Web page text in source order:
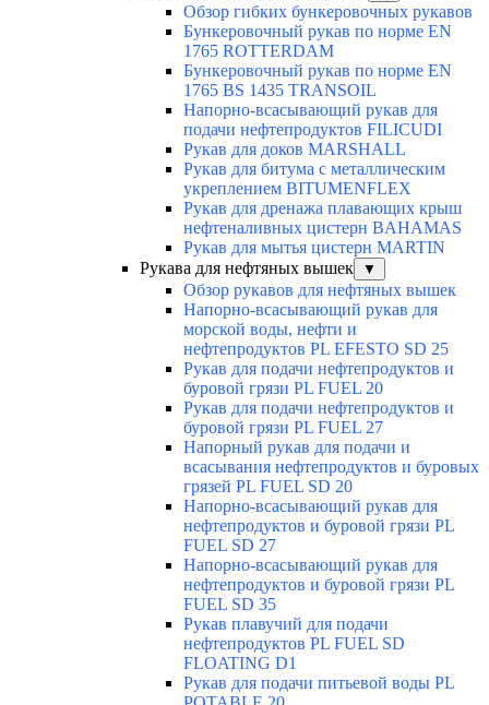
Обзор гибких бункеровочных рукавов
Бункеровочный рукав по норме EN
1765 ROTTERDAM
Бункеровочный рукав по норме EN
1765 BS 1435 TRANSOIL
Напорно-всасывающий рукав для
подачи нефтепродуктов FILICUDI
Рукав для доков MARSHALL
Рукав для битума с металлическим
укреплением BITUMENFLEX
Рукав для дренажа плавающих крыш
нефтеналивных цистерн BAHAMAS
Рукав для мытья цистерн MARTIN
Рукава для нефтяных вышек
▼
Обзор рукавов для нефтяных вышек
Напорно-всасывающий рукав для
морской воды, нефти и
нефтепродуктов PL EFESTO SD 25
Рукав для подачи нефтепродуктов и
буровой грязи PL FUEL 20
Рукав для подачи нефтепродуктов и
буровой грязи PL FUEL 27
Напорный рукав для подачи и
всасывания нефтепродуктов и буровых
грязей PL FUEL SD 20
Напорно-всасывающий рукав для
нефтепродуктов и буровой грязи PL
FUEL SD 27
Напорно-всасывающий рукав для
нефтепродуктов и буровой грязи PL
FUEL SD 35
Рукав плавучий для подачи
нефтепродуктов PL FUEL SD
FLOATING D1
Рукав для подачи питьевой воды PL